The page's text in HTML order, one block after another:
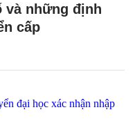
và những định
cấp